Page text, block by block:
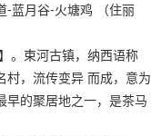
-蓝月谷-火塘鸡 （住丽
。束河古镇，纳西语称
村，流传变异 而成，意为
早的聚居地之一，是茶马